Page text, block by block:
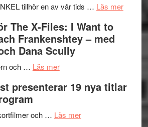
Huskvarna
Park
–
kväll
tillhör en av vår tids … Läs merom
II
The X-Files: I Want to
Frankenshtey – med
Dana Scully
och … Läs merom
trailern
The
presenterar 19 nya titlar
och … Läs merom